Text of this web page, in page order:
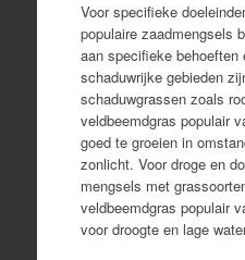
Voor specifieke
populaire zaadmengsels
aan specifieke behoeften
schaduwrijke gebieden
schaduwgrassen zoals
veldbeemdgras populair
goed te groeien in
zonlicht. Voor droge en
mengsels met
veldbeemdgras populair
voor droogte en lage